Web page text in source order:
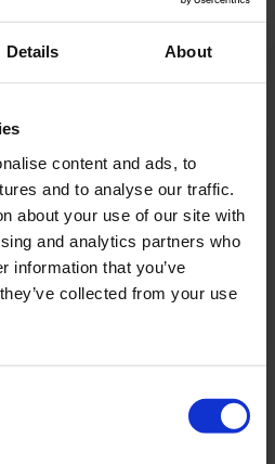
Details About
content and ads, to
and to analyse our traffic.
about your use of our site with
and analytics partners who
information that you’ve
collected from your use
YMOCA-PWM-
04
YMOCA-PWM-04
YMOCA-PWM-